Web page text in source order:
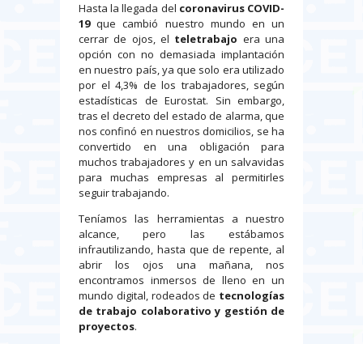
Hasta la llegada del coronavirus COVID-
19que cambió nuestro mundo en un
cerrar de ojos, el teletrabajo era una
opción con no demasiada implantación
en nuestro país, ya que solo era utilizado
por el 4,3% de los trabajadores, según
estadísticas de Eurostat. Sin embargo,
tras el decreto del estado de alarma, que
nos confinó en nuestros domicilios, se ha
convertido en una obligación para
muchos trabajadores y en un salvavidas
para muchas empresas al permitirles
seguir trabajando.
Teníamos las herramientas a nuestro
alcance, pero las estábamos
infrautilizando, hasta que de repente, al
abrir los ojos una mañana, nos
encontramos inmersos de lleno en un
mundo digital, rodeados de tecnologías
de trabajo colaborativo y gestión de
proyectos.